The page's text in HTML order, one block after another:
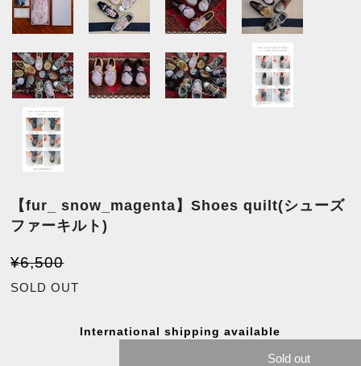
【fur_ snow_magenta】Shoes quilt(シューズ
ファーキルト)
¥6,500
SOLD OUT
International shipping available
Sold out